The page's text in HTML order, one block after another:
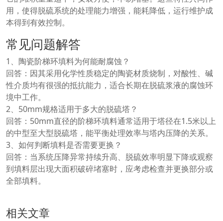
用，使得脱硫系统的处理能力增强，能耗降低，运行维护成
本得到有效控制。
常见问题解答
1、陶瓷阶梯环填料为何能耐腐蚀？
回答：因其采用化学性质稳定的陶瓷材质烧制，对酸性、碱
性介质均有很强的抵抗能力，适合长期在脱硫浆液的腐蚀环
境中工作。
2、50mm规格适用于多大的脱硫塔？
回答：50mm直径的阶梯环填料通常适用于塔径在1.5米以上
的中型至大型脱硫塔，能平衡处理效率与塔内压降的关系。
3、如何判断填料是否需要更换？
回答：当系统压降异常持续升高、脱硫效率明显下降或观察
到填料层出现大面积破碎堵塞时，应考虑检查并更换部分或
全部填料。
相关文章